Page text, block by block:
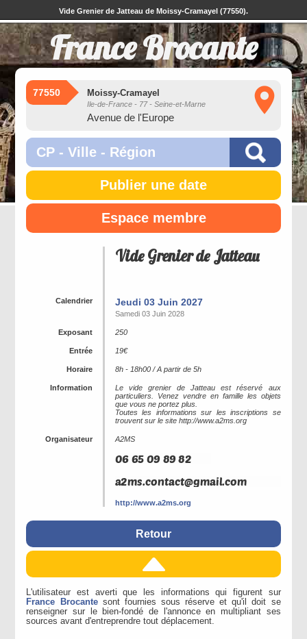
Vide Grenier de Jatteau de Moissy-Cramayel (77550).
France Brocante
77550 Moissy-Cramayel
Ile-de-France - 77 - Seine-et-Marne
Avenue de l'Europe
Publier une date
Espace membre
Vide Grenier de Jatteau
Calendrier Jeudi 03 Juin 2027
Samedi 03 Juin 2028
Exposant 250
Entrée 19€
Horaire 8h - 18h00 / A partir de 5h
Information
Le vide grenier de Jatteau est réservé aux
particuliers. Venez vendre en famille les objets
que vous ne portez plus.
Toutes les informations sur les inscriptions se
trouvent sur le site http://www.a2ms.org
Organisateur A2MS
http://www.a2ms.org
Retour
L'utilisateur est averti que les informations qui figurent sur
France Brocantesont fournies sous réserve et qu'il doit se
renseigner sur le bien-fondé de l'annonce en multipliant ses
sources avant d'entreprendre tout déplacement.